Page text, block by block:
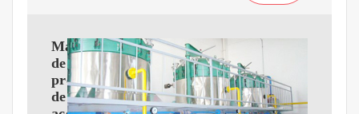
Máquina
de
prensa
de